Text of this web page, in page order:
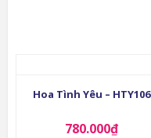
Hoa Tình Yêu – HTY106
780.000₫